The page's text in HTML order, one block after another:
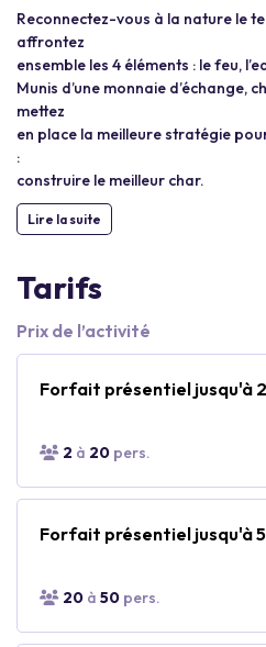
Reconnectez-vous à la nature le
affrontez
ensemble les 4 éléments : le feu,
Munis d’une monnaie d’échange,
mettez
en place la meilleure stratégie
:
construire le meilleur char.
Lire la suite
Tarifs
Prix de l’activité
Forfait présentiel jusqu'à
2 à 20 pers.
Forfait présentiel jusqu'à
20 à 50 pers.